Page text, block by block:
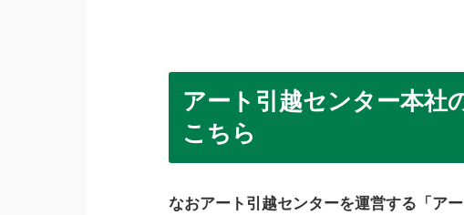
アート引越センター本社
こちら
なおアート引越センターを運営する「ア